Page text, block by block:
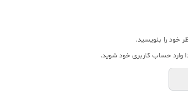
خود را بنویسید.
وارد حساب کاربری خود شوید.